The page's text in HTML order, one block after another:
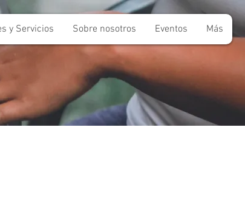
y Servicios Sobre nosotros Eventos Más